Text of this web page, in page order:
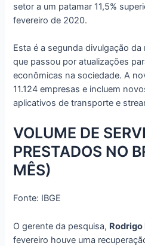
setor a um patamar 11,5%
fevereiro de 2020.
Esta é a segunda divulgação
que passou por atualizações
econômicas na sociedade. A
11.124 empresas e incluem
aplicativos de transporte e
VOLUME DE
PRESTADOS NO
MÊS)
Fonte: IBGE
O gerente da pesquisa, Rodrigo
fevereiro houve uma